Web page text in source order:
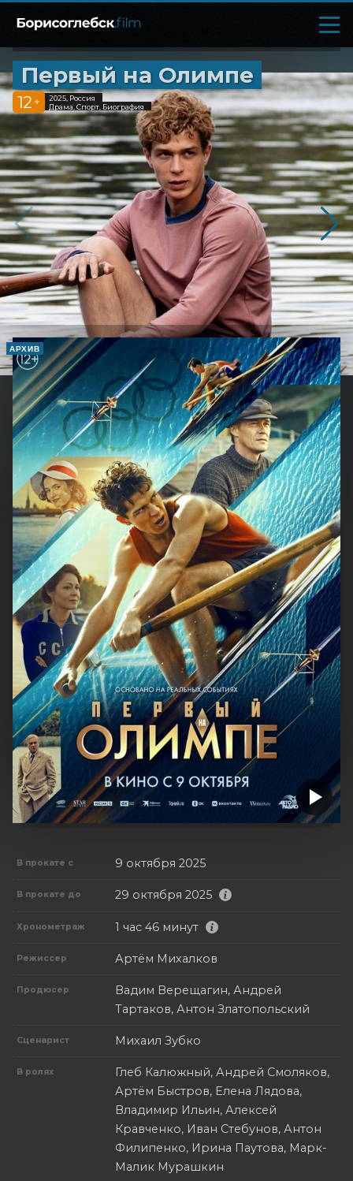
Первый на Олимпе
12 +
2025, Россия
Драма, Спорт, Биография
АРХИВ
В прокате с 9 октября 2025
В прокате до 29 октября 2025
Хронометраж 1 час 46 минут
Режиссер Артём Михалков
Продюсер
Вадим Верещагин, Андрей
Тартаков, Антон Златопольский
Сценарист Михаил Зубко
В ролях
Глеб Калюжный, Андрей Смоляков,
Артём Быстров, Елена Лядова,
Владимир Ильин, Алексей
Кравченко, Иван Стебунов, Антон
Филипенко, Ирина Паутова, Марк-
Малик Мурашкин